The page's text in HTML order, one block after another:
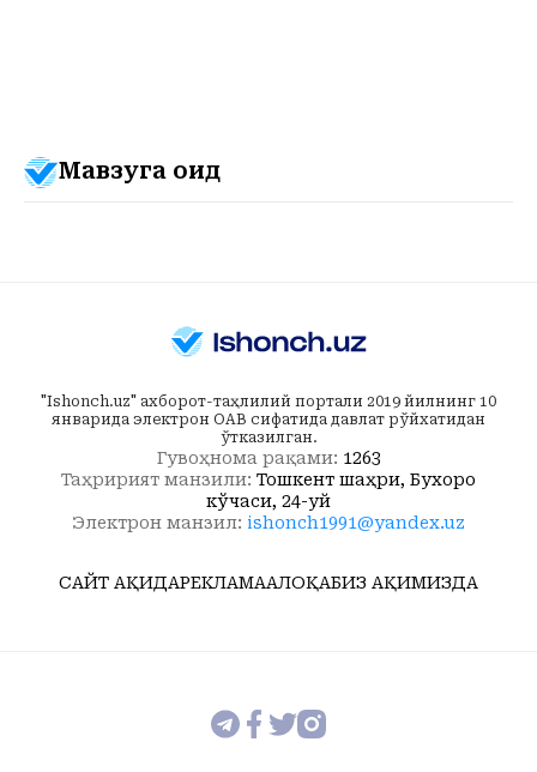
Мавзуга оид
"Ishonch.uz" ахборот-таҳлилий портали 2019 йилнинг 10
январида электрон ОАВ сифатида давлат рўйхатидан
ўтказилган.
Гувоҳнома рақами: 1263
Таҳририят манзили: Тошкент шаҳри, Бухоро
кўчаси, 24-уй
Электрон манзил: ishonch1991@yandex.uz
САЙТ ҲАҚИДАРЕКЛАМААЛОҚАБИЗ ҲАҚИМИЗДА